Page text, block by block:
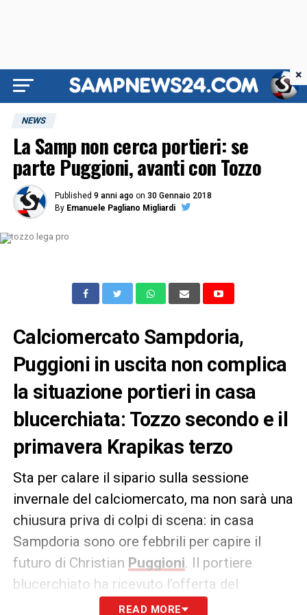
NEWS
La Samp non cerca portieri: se
parte Puggioni, avanti con Tozzo
Published 9 anni ago on 30 Gennaio 2018
By Emanuele Pagliano Migliardi
Calciomercato Sampdoria,
Puggioni in uscita non complica
la situazione portieri in casa
blucerchiata: Tozzo secondo e il
primavera Krapikas terzo
Sta per calare il sipario sulla sessione
invernale del calciomercato, ma non sarà una
chiusura priva di colpi di scena: in casa
Sampdoria sono ore febbrili per capire il
futuro di Christian Puggioni. Il portiere
blucerchiato ha ricevuto l’offerta del
Benevento e con il suo entourage sta
READ MORE
×